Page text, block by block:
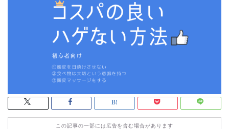
この記事の一部には広告を含む場合があります